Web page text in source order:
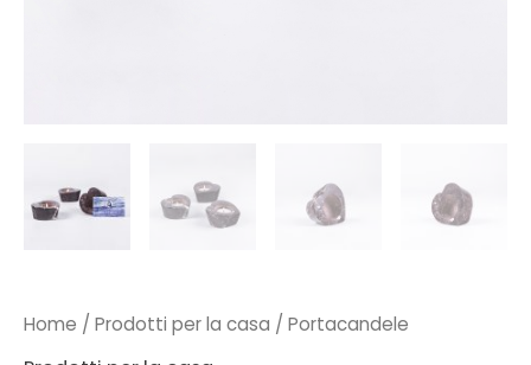
Home / Prodotti per la casa / Portacandele